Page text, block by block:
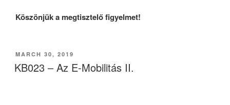
Köszönjük a megtisztelő figyelmet!
POSTED
ON
MARCH 30, 2019
KB023 – Az E-Mobilitás II.